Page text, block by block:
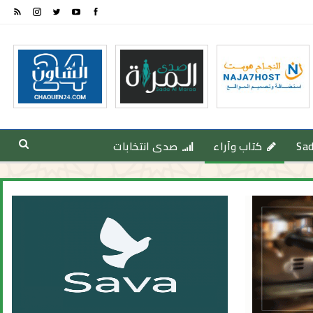
كتاب وآراء صدى انتخابات